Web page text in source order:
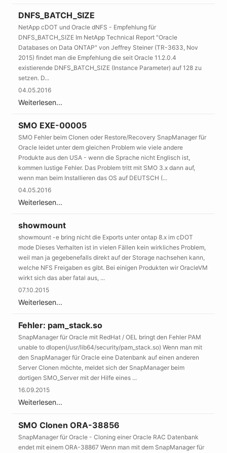
DNFS_BATCH_SIZE
NetApp cDOT und Oracle dNFS - Empfehlung für
DNFS_BATCH_SIZE Im NetApp Technical Report "Oracle
Databases on Data ONTAP" von Jeffrey Steiner (TR-3633, Nov
2015) findet man die Empfehlung die seit Oracle 11.2.0.4
existierende DNFS_BATCH_SIZE (Instance Parameter) auf 128 zu
setzen. D...
04.05.2016
Weiterlesen...
SMO EXE-00005
SMO Fehler beim Clonen oder Restore/Recovery SnapManager für
Oracle leidet unter dem gleichen Problem wie viele andere
Produkte aus den USA - wenn die Sprache nicht Englisch ist,
kommen lustige Fehler. Das Problem tritt mit SMO 3.x dann auf,
wenn man beim Installieren das OS auf DEUTSCH (...
04.05.2016
Weiterlesen...
showmount
showmount -e bring nicht die Exports unter ontap 8.x im cDOT
mode Dieses Verhalten ist in vielen Fällen kein wirkliches Problem,
weil man ja gegebenefalls direkt auf der Storage nachsehen kann,
welche NFS Freigaben es gibt. Bei einigen Produkten wir OracleVM
wirkt sich das aber fatal aus, ...
07.10.2015
Weiterlesen...
Fehler: pam_stack.so
SnapManager für Oracle mit RedHat / OEL bringt den Fehler PAM
unable to dlopen(/usr/lib64/security/pam_stack.so) Wenn man mit
den SnapManager für Oracle eine Datenbank auf einen anderen
Server Clonen möchte, meldet sich der SnapManager beim
dortigen SMO_Server mit der Hilfe eines ...
16.09.2015
Weiterlesen...
SMO Clonen ORA-38856
SnapManager für Oracle - Cloning einer Oracle RAC Datenbank
endet mit einem ORA-38867 Wenn man mit dem SnapManager für